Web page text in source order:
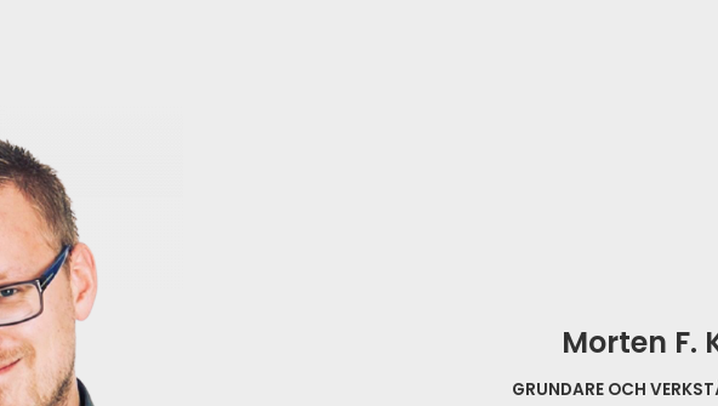
Morten F.
GRUNDARE OCH